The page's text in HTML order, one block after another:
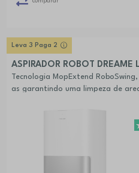
Leva 3 Paga 2
ASPIRADOR ROBOT DREAME
Tecnologia MopExtend
as garantindo uma limpeza de